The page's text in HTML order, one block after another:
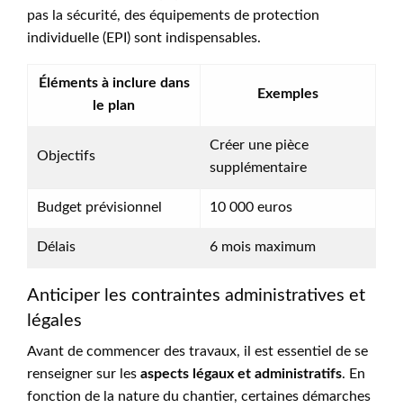
pas la sécurité, des équipements de protection
individuelle (EPI) sont indispensables.
Éléments à inclure dans
le plan
Exemples
Objectifs
Créer une pièce
supplémentaire
Budget prévisionnel 10 000 euros
Délais 6 mois maximum
Anticiper les contraintes administratives et
légales
Avant de commencer des travaux, il est essentiel de se
renseigner sur les aspects légaux et administratifs. En
fonction de la nature du chantier, certaines démarches